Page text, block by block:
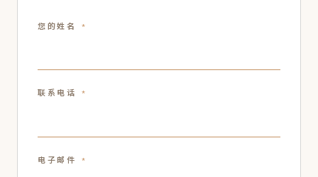
您的姓名 *
联系电话 *
电子邮件 *